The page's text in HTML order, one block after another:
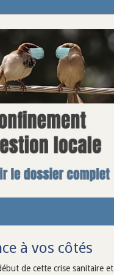
à vos côtés
de cette crise sanitaire et